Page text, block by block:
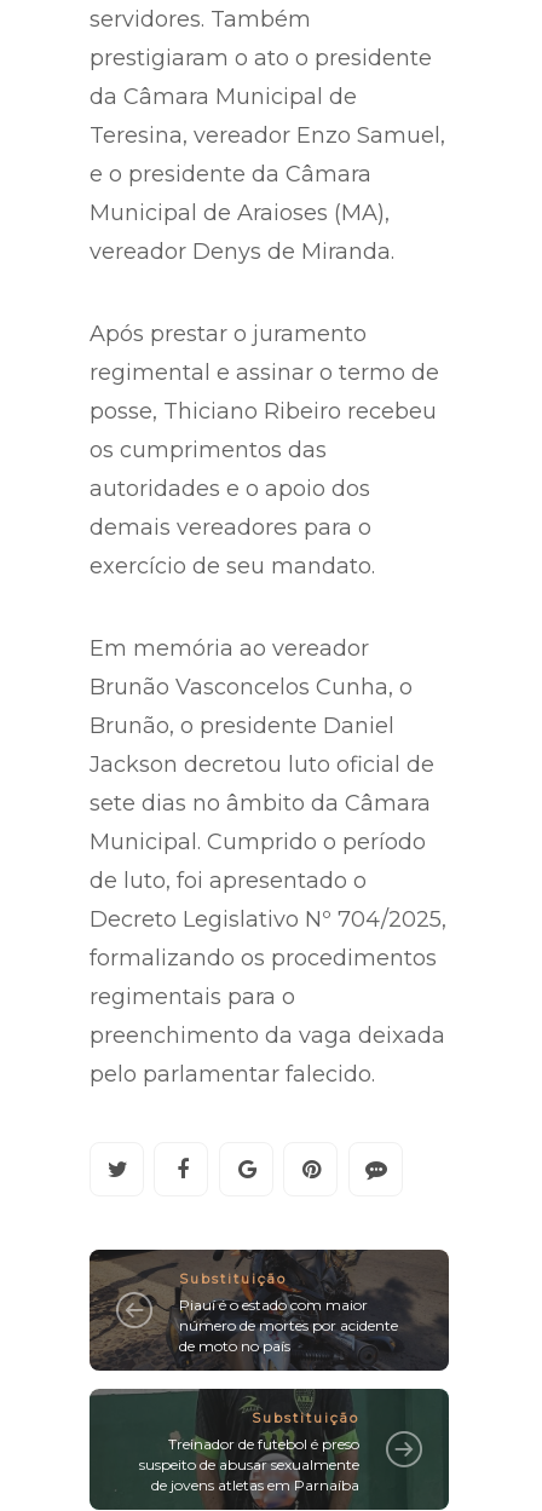
servidores. Também
prestigiaram o ato o presidente
da Câmara Municipal de
Teresina, vereador Enzo Samuel,
e o presidente da Câmara
Municipal de Araioses (MA),
vereador Denys de Miranda.
Após prestar o juramento
regimental e assinar o termo de
posse, Thiciano Ribeiro recebeu
os cumprimentos das
autoridades e o apoio dos
demais vereadores para o
exercício de seu mandato.
Em memória ao vereador
Brunão Vasconcelos Cunha, o
Brunão, o presidente Daniel
Jackson decretou luto oficial de
sete dias no âmbito da Câmara
Municipal. Cumprido o período
de luto, foi apresentado o
Decreto Legislativo Nº 704/2025,
formalizando os procedimentos
regimentais para o
preenchimento da vaga deixada
pelo parlamentar falecido.
Substituição
Piauí é o estado com maior
número de mortes por acidente
de moto no país
Substituição
Treinador de futebol é preso
suspeito de abusar sexualmente
de jovens atletas em Parnaíba